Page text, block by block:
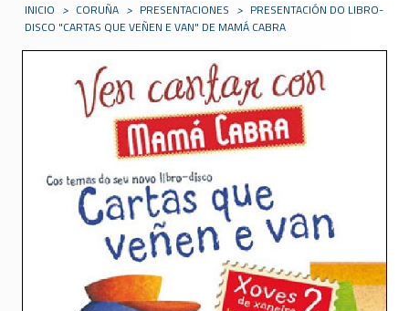
INICIO > CORUÑA > PRESENTACIONES > PRESENTACIÓN DO LIBRO-
DISCO "CARTAS QUE VEÑEN E VAN" DE MAMÁ CABRA